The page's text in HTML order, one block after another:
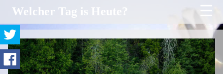
Welcher Tag is Heute? ☰